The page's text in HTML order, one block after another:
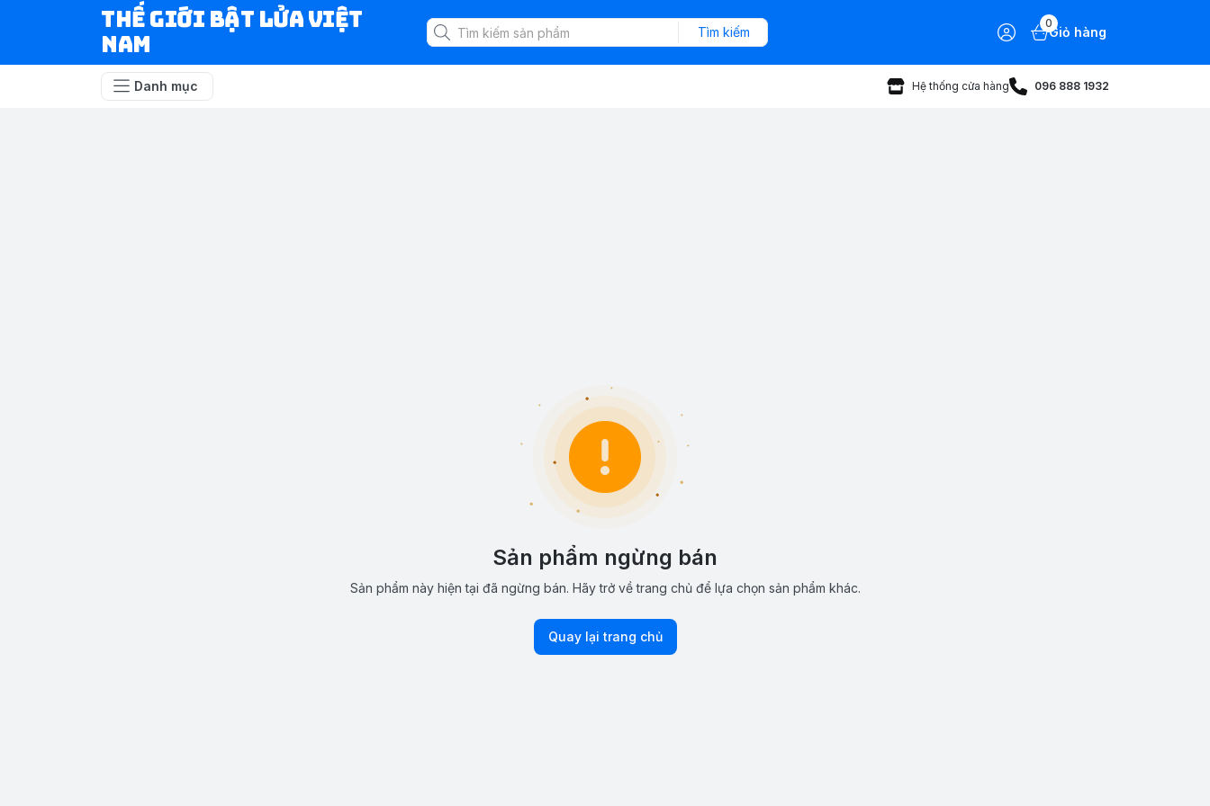
Thế Giới Bật Lửa Việt
Nam
Tìm kiếm
0
Giỏ hàng
Danh mục Hệ thống cửa hàng 096 888 1932
Sản phẩm ngừng bán
Sản phẩm này hiện tại đã ngừng bán. Hãy trở về trang chủ để lựa chọn sản phẩm khác.
Quay lại trang chủ